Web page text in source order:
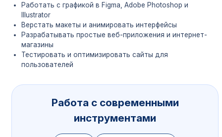
Работать с графикой в Figma, Adobe Photoshop и
Illustrator
Верстать макеты и анимировать интерфейсы
Разрабатывать простые веб-приложения и интернет-
магазины
Тестировать и оптимизировать сайты для
пользователей
Работа с современными
инструментами